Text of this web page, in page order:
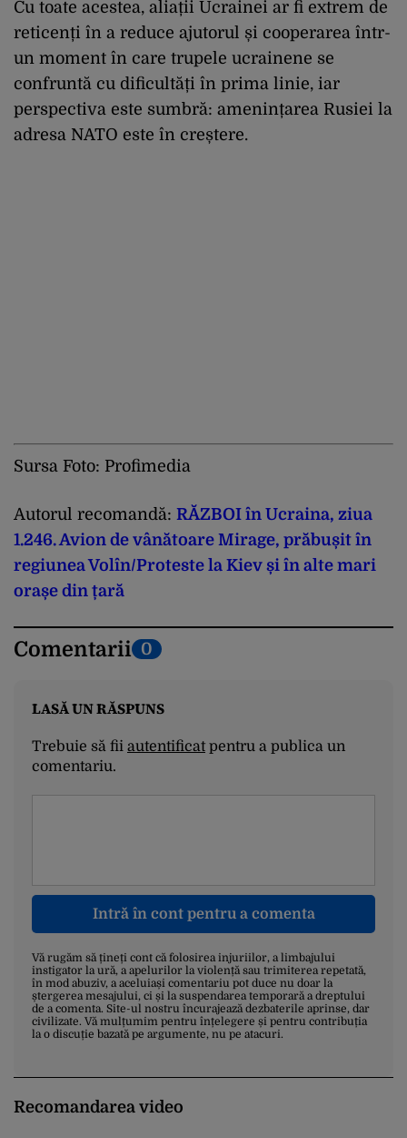
Cu toate acestea, aliații Ucrainei ar fi extrem de
reticenți în a reduce ajutorul și cooperarea într-
un moment în care trupele ucrainene se
confruntă cu dificultăți în prima linie, iar
perspectiva este sumbră: amenințarea Rusiei la
adresa NATO este în creștere.
Sursa Foto: Profimedia
Autorul recomandă: RĂZBOI în Ucraina, ziua
1.246. Avion de vânătoare Mirage, prăbușit în
regiunea Volîn/Proteste la Kiev și în alte mari
orașe din țară
Comentarii 0
LASĂ UN RĂSPUNS
Trebuie să fii autentificatpentru a publica un
comentariu.
Intră în cont pentru a comenta
Vă rugăm să țineți cont că folosirea injuriilor, a limbajului
instigator la ură, a apelurilor la violență sau trimiterea repetată,
în mod abuziv, a aceluiași comentariu pot duce nu doar la
ștergerea mesajului, ci și la suspendarea temporară a dreptului
de a comenta. Site-ul nostru încurajează dezbaterile aprinse, dar
civilizate. Vă mulțumim pentru înțelegere și pentru contribuția
la o discuție bazată pe argumente, nu pe atacuri.
Recomandarea video